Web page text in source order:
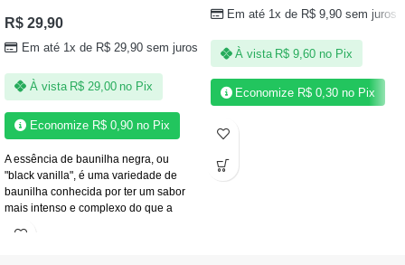
R$ 29,90
Em até 1x de R$29,90sem juros
À vista R$29,00 no Pix
Economize R$0,90no Pix
A essência de baunilha negra, ou
"black vanilla", é uma variedade de
baunilha conhecida por ter um sabor
mais intenso e complexo do que a
Em até 1x de R$ 9,90 sem juros
À vista R$ 9,60 no Pix
Economize R$ 0,30 no Pix